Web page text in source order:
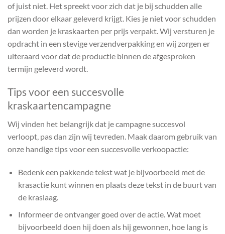
of juist niet. Het spreekt voor zich dat je bij schudden alle
prijzen door elkaar geleverd krijgt. Kies je niet voor schudden
dan worden je kraskaarten per prijs verpakt. Wij versturen je
opdracht in een stevige verzendverpakking en wij zorgen er
uiteraard voor dat de productie binnen de afgesproken
termijn geleverd wordt.
Tips voor een succesvolle
kraskaartencampagne
Wij vinden het belangrijk dat je campagne succesvol
verloopt, pas dan zijn wij tevreden. Maak daarom gebruik van
onze handige tips voor een succesvolle verkoopactie:
Bedenk een pakkende tekst wat je bijvoorbeeld met de
krasactie kunt winnen en plaats deze tekst in de buurt van
de kraslaag.
Informeer de ontvanger goed over de actie. Wat moet
bijvoorbeeld doen hij doen als hij gewonnen, hoe lang is